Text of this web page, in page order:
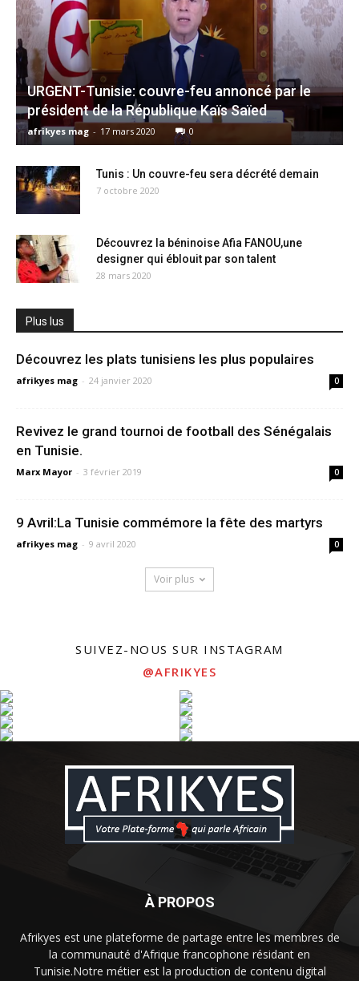
URGENT-Tunisie: couvre-feu annoncé par le
président de la République Kaïs Saïed
afrikyes mag - 17 mars 2020 0
Tunis : Un couvre-feu sera décrété demain
7 octobre 2020
Découvrez la béninoise Afia FANOU,une
designer qui éblouit par son talent
28 mars 2020
Plus lus
Découvrez les plats tunisiens les plus populaires
afrikyes mag - 24 janvier 2020 0
Revivez le grand tournoi de football des Sénégalais
en Tunisie.
Marx Mayor - 3 février 2019 0
9 Avril:La Tunisie commémore la fête des martyrs
afrikyes mag - 9 avril 2020 0
Voir plus
SUIVEZ-NOUS SUR INSTAGRAM
@AFRIKYES
À PROPOS
Afrikyes est une plateforme de partage entre les membres de
la communauté d'Afrique francophone résidant en
Tunisie.Notre métier est la production de contenu digital